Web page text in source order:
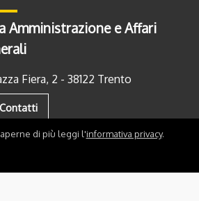
Amministrazione e Affari
Fiera, 2 - 38122 Trento
di più leggi l'informativa privacy.